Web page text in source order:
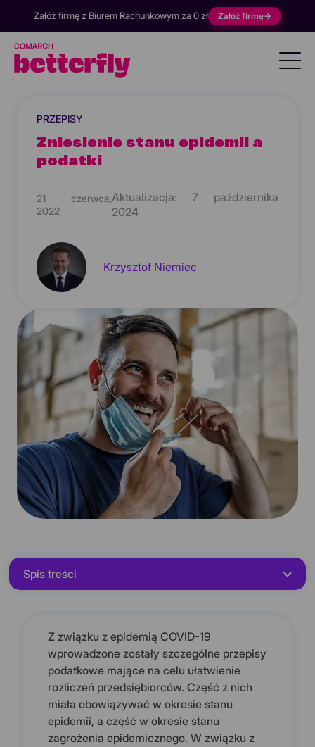
Załóż firmę z Biurem Rachunkowym za 0 zł Załóż firmę→
PRZEPISY
Zniesienie stanu epidemii a
podatki
21 czerwca,
2022
Aktualizacja:7 października
2024
Krzysztof Niemiec
Spis treści
Z związku z epidemią COVID-19
wprowadzone zostały szczególne przepisy
podatkowe mające na celu ułatwienie
rozliczeń przedsiębiorców. Część z nich
miała obowiązywać w okresie stanu
epidemii, a część w okresie stanu
zagrożenia epidemicznego. W związku z